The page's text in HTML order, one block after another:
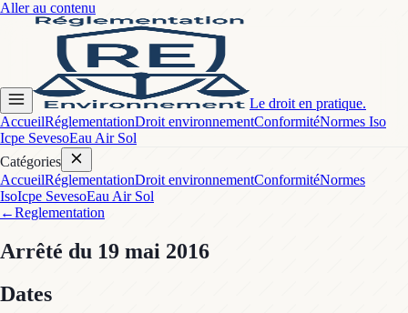
Aller au contenu
Le droit en pratique.
AccueilRéglementationDroit environnementConformitéNormes Iso
Icpe SevesoEau Air Sol
Catégories
AccueilRéglementationDroit environnementConformitéNormes
IsoIcpe SevesoEau Air Sol
←Reglementation
Arrêté du 19 mai 2016
Dates